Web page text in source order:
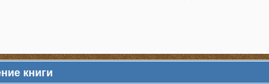
книги